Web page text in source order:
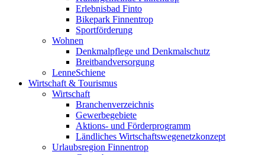
Erlebnisbad Finto
Bikepark Finnentrop
Sportförderung
Wohnen
Denkmalpflege und Denkmalschutz
Breitbandversorgung
LenneSchiene
Wirtschaft & Tourismus
Wirtschaft
Branchenverzeichnis
Gewerbegebiete
Aktions- und Förderprogramm
Ländliches Wirtschaftswegenetzkonzept
Urlaubsregion Finnentrop